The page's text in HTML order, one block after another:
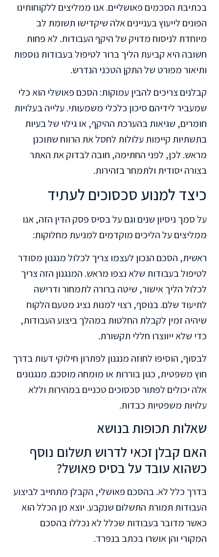
בכתיבת הסכמים פאושליים. אנו ממליצים ללקוחותינו
הפונים לייעוץ בעניינים אלה שיקדישו תשומת לב
מיוחדת לניסוח מדויק של היקף העבודות. לא פחות
חשובה היא קביעת הליך ברור לטיפול בעבודות נוספות
ותיאור מפורט של התקן הטכני הנדרש.
קבלנים צריכים להבין עמוקות: הסכם פאושלי הוא כלי
שמעביר לידיהם סיכון כלכלי משמעותי. עלייה בעלויות
חומרים, שגיאות בהערכת ההיקף, או גילוי של בעיות
בתשתיות קיימות עלולות לחסל את הרווח שתוכנן
מראש. לכן, לפני החתימה, חובה לבדוק את האתר
בצורה יסודית ולתמחר בזהירות.
כיצד למנוע סכסוכים לעתיד
על סמך ניסיון שנים וגם על בסיס פסק הדין הזה, אנו
ממליצים על הליכים מוקדמים למניעת מחלוקות:
ראשית, הסכם הנכון לעצמו צריך לכלול מנגנון מסודר
לטיפול בעבודות שלא נצפו מראש. המנגנון הזה צריך
לכלול הליך אישור, שיטה ברורה לתמחור ודרישה
לתיעוד שלם. בנוסף, רצוי למנות נציג מטעם הלקוח
שיהיה זמין לקבלת החלטות במהלך ביצוע העבודות,
כדי שלא ייווצרו חללי תקשורת.
לבסוף, הוסיפו לחוזה מנגנון לפתרון חילוקי דעות בדרך
חוץ משפטית, כגון בוררות או מומחה מוסכם. מנגנונים
אלה יכולים לפתור סכסוכים טכניים במהירות וללא
עלויות משפטיות כבדות.
שאלות תכופות בנושא
האם קבלן זכאי לדרוש תשלום נוסף
כשהוא עובד על בסיס פאושל?
בדרך כלל לא. בהסכם פאושלי, הקבלן מתחייב לביצוע
העבודות תמורת התשלום שנקבע. יוצא מן הכלל הוא
כאשר מדובר בעבודות שכלל לא נכללו בהסכם
המקורי והן אושרו בכתב בנפרד.